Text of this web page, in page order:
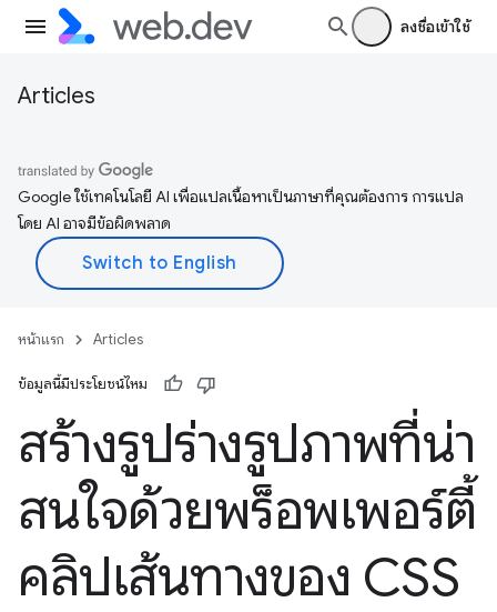
ลงชื่อเข้าใช้
Articles
Google ใช้เทคโนโลยี AI เพื่อแปลเนื้อหาเป็นภาษาที่คุณต้องการ การแปล
โดย AI อาจมีข้อผิดพลาด
หน้าแรก Articles
ข้อมูลนี้มีประโยชน์ไหม
สร้างรูปร่างรูปภาพที่น่า
สนใจด้วยพร็อพเพอร์ตี้
คลิปเส้นทางของ CSS